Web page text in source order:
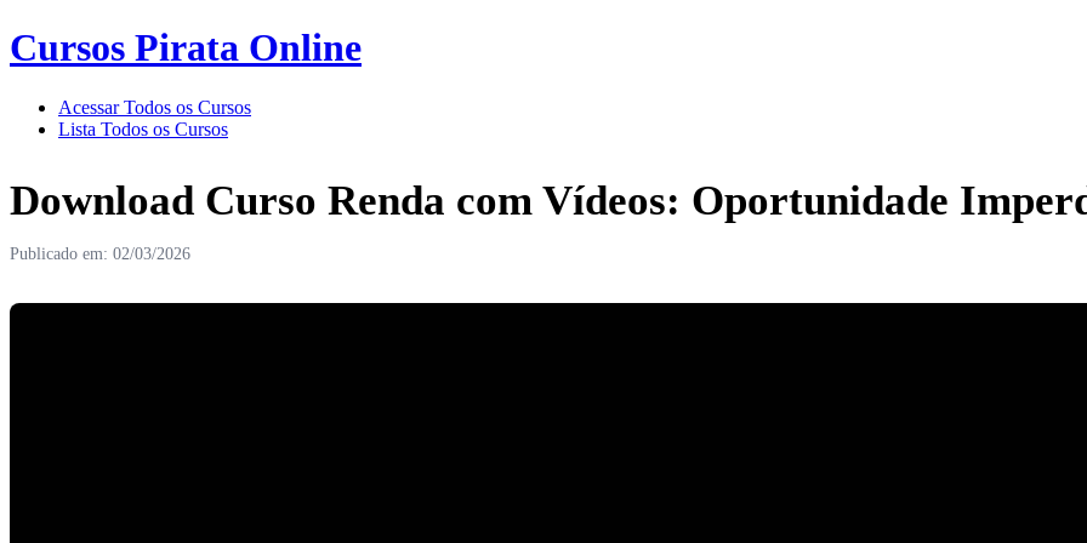
Cursos Pirata Online
Acessar Todos os Cursos
Lista Todos os Cursos
Download Curso Renda com Vídeos: Oportunidade
Publicado em: 02/03/2026